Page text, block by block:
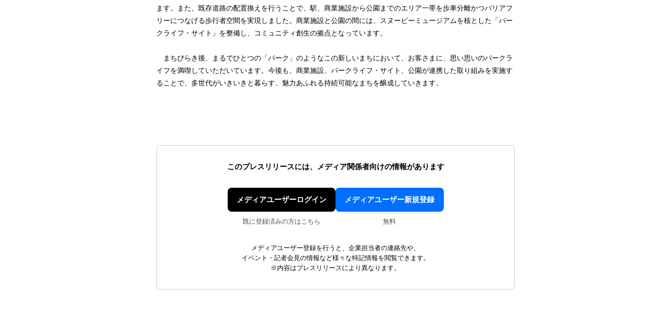
ます。また、既存道路の配置換えを行うことで、駅、商業施設から公園までのエリア一帯を歩車分離かつバリアフ
リーにつなげる歩行者空間を実現しました。商業施設と公園の間には、スヌーピーミュージアムを核とした「パー
クライフ・サイト」を整備し、コミュニティ創生の拠点となっています。
まちびらき後、まるでひとつの「パーク」のようなこの新しいまちにおいて、お客さまに、思い思いのパークラ
イフを満喫していただいています。今後も、商業施設、パークライフ・サイト、公園が連携した取り組みを実施す
ることで、多世代がいきいきと暮らす、魅力あふれる持続可能なまちを醸成していきます。
このプレスリリースには、 メディア関係者向けの情報があります
メディアユーザーログイン
既に登録済みの方はこちら
メディアユーザー新規登録
無料
メディアユーザー登録を行うと、企業担当者の連絡先や、
イベント・記者会見の情報など様々な特記情報を閲覧できます。
※内容はプレスリリースにより異なります。